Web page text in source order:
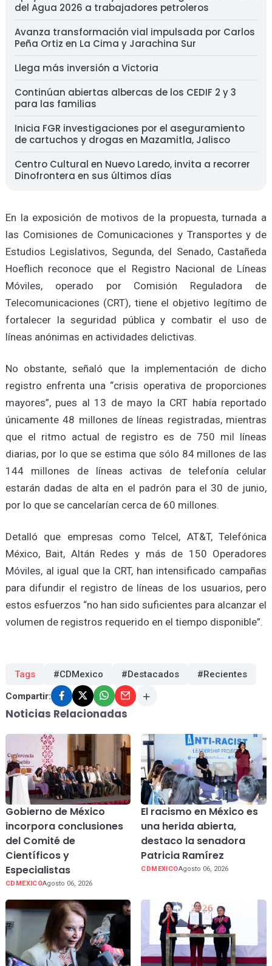
del Agua 2026 a trabajadores petroleros
Avanza transformación vial impulsada por Carlos
Peña Ortiz en La Cima y Jarachina Sur
Llega más inversión a Victoria
Continúan abiertas albercas de los CEDIF 2 y 3
para las familias
Inicia FGR investigaciones por el aseguramiento
de cartuchos y drogas en Mazamitla, Jalisco
Centro Cultural en Nuevo Laredo, invita a recorrer
Dinofrontera en sus últimos días
En la exposición de motivos de la propuesta, turnada a
las Comisiones de Comunicaciones y Transportes y de
Estudios Legislativos, Segunda, del Senado, Castañeda
Hoeflich reconoce que el Registro Nacional de Líneas
Móviles, operado por Comisión Reguladora de
Telecomunicaciones (CRT), tiene el objetivo legítimo de
fortalecer la seguridad pública y combatir el uso de
líneas anónimas en actividades delictivas.
No obstante, señaló que la implementación de dicho
registro enfrenta una “crisis operativa de proporciones
mayores”, pues al 13 de mayo la CRT había reportado
únicamente 48 millones de líneas registradas, mientras
que el ritmo actual de registro es de 750 mil líneas
diarias, por lo que se estima que sólo 84 millones de las
144 millones de líneas activas de telefonía celular
estarán dadas de alta en el padrón para el 30 de junio,
por lo que se cancelarían cerca de 60 millones.
Detalló que empresas como Telcel, AT&T, Telefónica
México, Bait, Altán Redes y más de 150 Operadores
Móviles, al igual que la CRT, han intensificado campañas
para difundir el registro de líneas de los usuarios, pero
estos esfuerzos “no han sido suficientes para alcanzar el
volumen de registros requerido en el tiempo disponible”.
Tags #CDMexico #Destacados #Recientes
Compartir:
Noticias Relacionadas
Gobierno de México
incorpora conclusiones
del Comité de
Científicos y
Especialistas
CDMEXICOAgosto 06, 2026
El racismo en México es
una herida abierta,
destaco la senadora
Patricia Ramírez
CDMEXICOAgosto 06, 2026